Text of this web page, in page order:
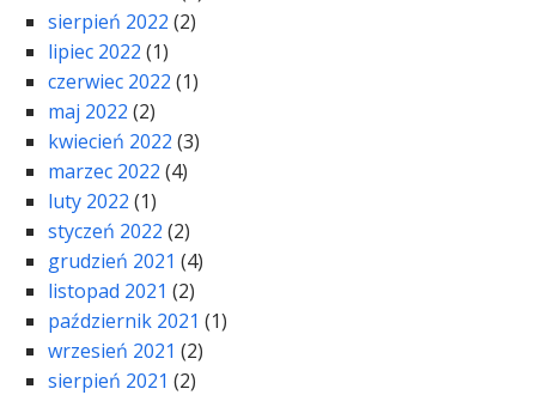
sierpień 2022 (2)
lipiec 2022 (1)
czerwiec 2022 (1)
maj 2022 (2)
kwiecień 2022 (3)
marzec 2022 (4)
luty 2022 (1)
styczeń 2022 (2)
grudzień 2021 (4)
listopad 2021 (2)
październik 2021 (1)
wrzesień 2021 (2)
sierpień 2021 (2)